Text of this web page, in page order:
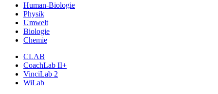
Human-Biologie
Physik
Umwelt
Biologie
Chemie
CLAB
CoachLab II+
VinciLab 2
WiLab